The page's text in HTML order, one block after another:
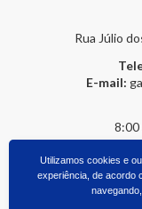
Rua Júlio
E-mail:
8:00
2026 © Prefeitura
Utilizamos cookies e
experiência, de acordo